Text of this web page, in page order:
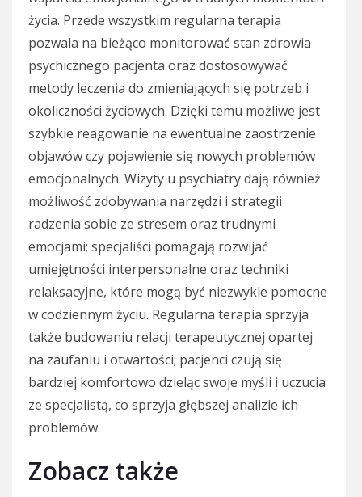
życia. Przede wszystkim regularna terapia
pozwala na bieżąco monitorować stan zdrowia
psychicznego pacjenta oraz dostosowywać
metody leczenia do zmieniających się potrzeb i
okoliczności życiowych. Dzięki temu możliwe jest
szybkie reagowanie na ewentualne zaostrzenie
objawów czy pojawienie się nowych problemów
emocjonalnych. Wizyty u psychiatry dają również
możliwość zdobywania narzędzi i strategii
radzenia sobie ze stresem oraz trudnymi
emocjami; specjaliści pomagają rozwijać
umiejętności interpersonalne oraz techniki
relaksacyjne, które mogą być niezwykle pomocne
w codziennym życiu. Regularna terapia sprzyja
także budowaniu relacji terapeutycznej opartej
na zaufaniu i otwartości; pacjenci czują się
bardziej komfortowo dzieląc swoje myśli i uczucia
ze specjalistą, co sprzyja głębszej analizie ich
problemów.
Zobacz także